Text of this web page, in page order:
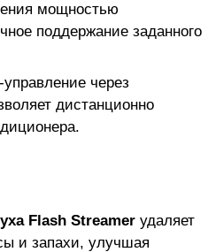
мощностью
поддержание заданного
через
дистанционно
Flash Streamer удаляет
и запахи, улучшая